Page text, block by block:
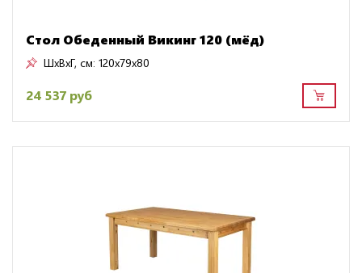
Стол Обеденный Викинг 120 (мёд)
ШxВxГ, см: 120x79x80
24 537 руб